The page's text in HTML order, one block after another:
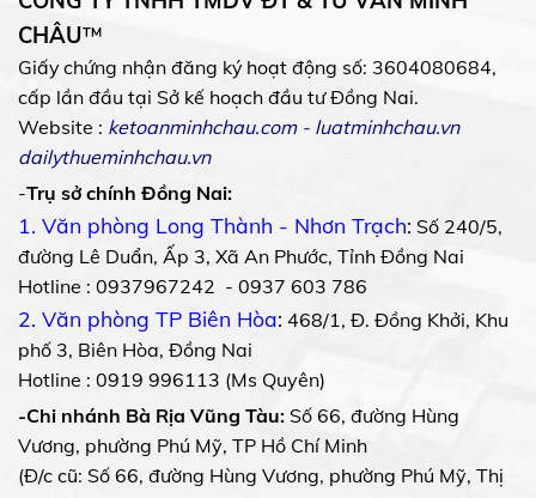
CHÂU™
Giấy chứng nhận đăng ký hoạt động số: 3604080684,
cấp lần đầu tại Sở kế hoạch đầu tư Đồng Nai.
Website : ketoanminhchau.com- luatminhchau.vn
dailythueminhchau.vn
-Trụ sở chính Đồng Nai:
1. Văn phòng Long Thành - Nhơn Trạch: Số 240/5,
đường Lê Duẩn, Ấp 3, Xã An Phước, Tỉnh Đồng Nai
Hotline : 0937967242 - 0937 603 786
2. Văn phòng TP Biên Hòa: 468/1, Đ. Đồng Khởi, Khu
phố 3, Biên Hòa, Đồng Nai
Hotline : 0919 996113 (Ms Quyên)
-Chi nhánh Bà Rịa Vũng Tàu: Số 66, đường Hùng
Vương, phường Phú Mỹ, TP Hồ Chí Minh
(Đ/c cũ: Số 66, đường Hùng Vương, phường Phú Mỹ, Thị